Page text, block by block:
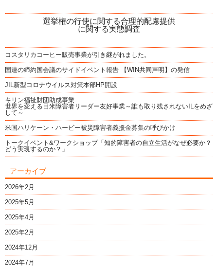
選挙権の行使に関する合理的配慮提供
に関する実態調査
コスタリカコーヒー販売事業が引き継がれました。
国連の締約国会議のサイドイベント報告 【WIN共同声明】の発信
JIL新型コロナウイルス対策本部HP開設
キリン福祉財団助成事業
世界を変える日米障害者リーダー友好事業～誰も取り残されないILをめざ
して～
米国ハリケーン・ハービー被災障害者義援金募集の呼びかけ
トークイベント&ワークショップ「知的障害者の自立生活がなぜ必要か？
どう実現するのか？」
アーカイブ
2026年2月
2025年5月
2025年4月
2025年2月
2024年12月
2024年7月